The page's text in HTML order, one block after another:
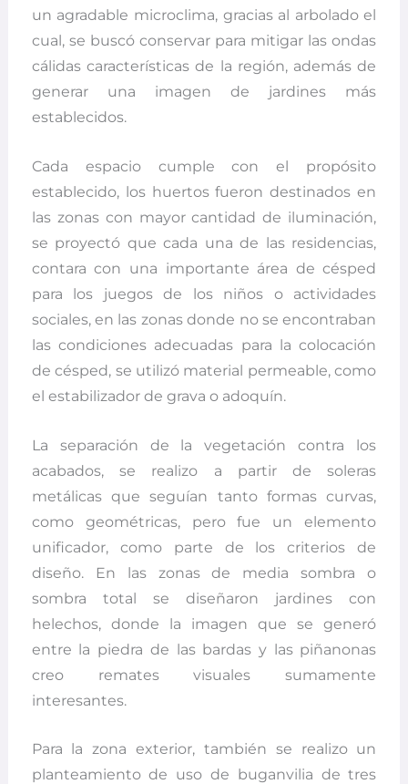
un agradable microclima, gracias al arbolado el
cual, se buscó conservar para mitigar las ondas
cálidas características de la región, además de
generar una imagen de jardines más
establecidos.
Cada espacio cumple con el propósito
establecido, los huertos fueron destinados en
las zonas con mayor cantidad de iluminación,
se proyectó que cada una de las residencias,
contara con una importante área de césped
para los juegos de los niños o actividades
sociales, en las zonas donde no se encontraban
las condiciones adecuadas para la colocación
de césped, se utilizó material permeable, como
el estabilizador de grava o adoquín.
La separación de la vegetación contra los
acabados, se realizo a partir de soleras
metálicas que seguían tanto formas curvas,
como geométricas, pero fue un elemento
unificador, como parte de los criterios de
diseño. En las zonas de media sombra o
sombra total se diseñaron jardines con
helechos, donde la imagen que se generó
entre la piedra de las bardas y las piñanonas
creo remates visuales sumamente
interesantes.
Para la zona exterior, también se realizo un
planteamiento de uso de buganvilia de tres